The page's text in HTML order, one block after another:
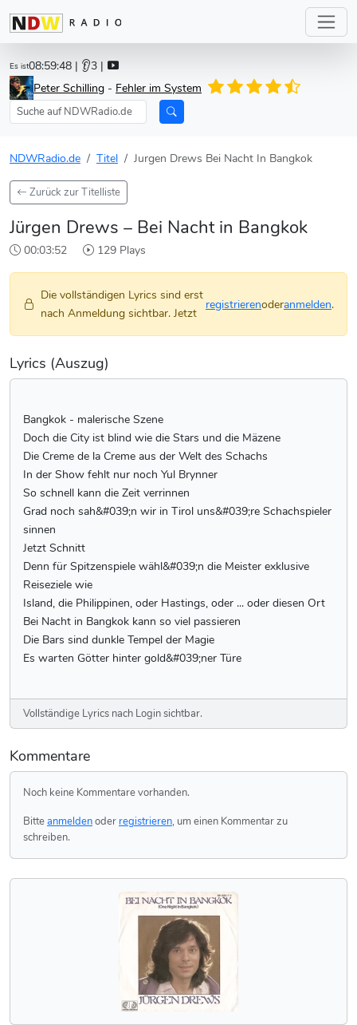
Es ist08:59:48 | 👂3 |
Peter Schilling - Fehler im System
NDWRadio.de Titel Jurgen Drews Bei Nacht In Bangkok
Zurück zur Titelliste
Jürgen Drews – Bei Nacht in Bangkok
00:03:52 129 Plays
Die vollständigen Lyrics sind erst
nach Anmeldung sichtbar. Jetzt
registrierenoderanmelden.
Lyrics (Auszug)
Bangkok - malerische Szene
Doch die City ist blind wie die Stars und die Mäzene
Die Creme de la Creme aus der Welt des Schachs
In der Show fehlt nur noch Yul Brynner
So schnell kann die Zeit verrinnen
Grad noch sah&#039;n wir in Tirol uns&#039;re Schachspieler
sinnen
Jetzt Schnitt
Denn für Spitzenspiele wähl&#039;n die Meister exklusive
Reiseziele wie
Island, die Philippinen, oder Hastings, oder ... oder diesen Ort
Bei Nacht in Bangkok kann so viel passieren
Die Bars sind dunkle Tempel der Magie
Es warten Götter hinter gold&#039;ner Türe
Vollständige Lyrics nach Login sichtbar.
Kommentare
Noch keine Kommentare vorhanden.
Bitteanmeldenoder registrieren, um einen Kommentar zu
schreiben.